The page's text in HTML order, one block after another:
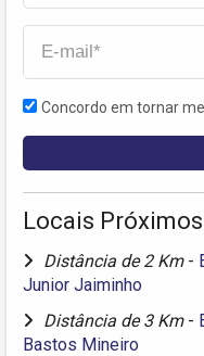
Concordo em tornar
Locais
Distância de 2 Km -
Junior Jaiminho
Distância de 3 Km -
Bastos Mineiro